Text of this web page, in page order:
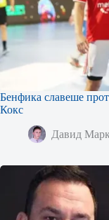
Бенфика славеше
Кокс
Давид